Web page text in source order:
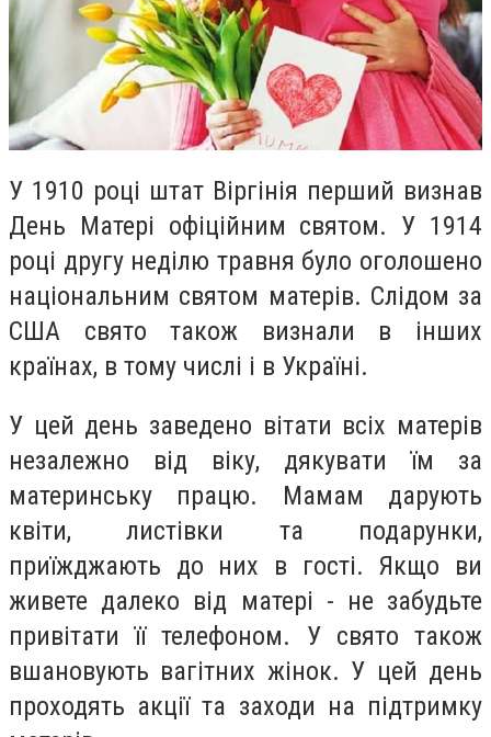
У 1910 році штат Віргінія перший визнав
День Матері офіційним святом. У 1914
році другу неділю травня було оголошено
національним святом матерів. Слідом за
США свято також визнали в інших
країнах, в тому числі і в Україні.
У цей день заведено вітати всіх матерів
незалежно від віку, дякувати їм за
материнську працю. Мамам дарують
квіти, листівки та подарунки,
приїжджають до них в гості. Якщо ви
живете далеко від матері - не забудьте
привітати її телефоном. У свято також
вшановують вагітних жінок. У цей день
проходять акції та заходи на підтримку